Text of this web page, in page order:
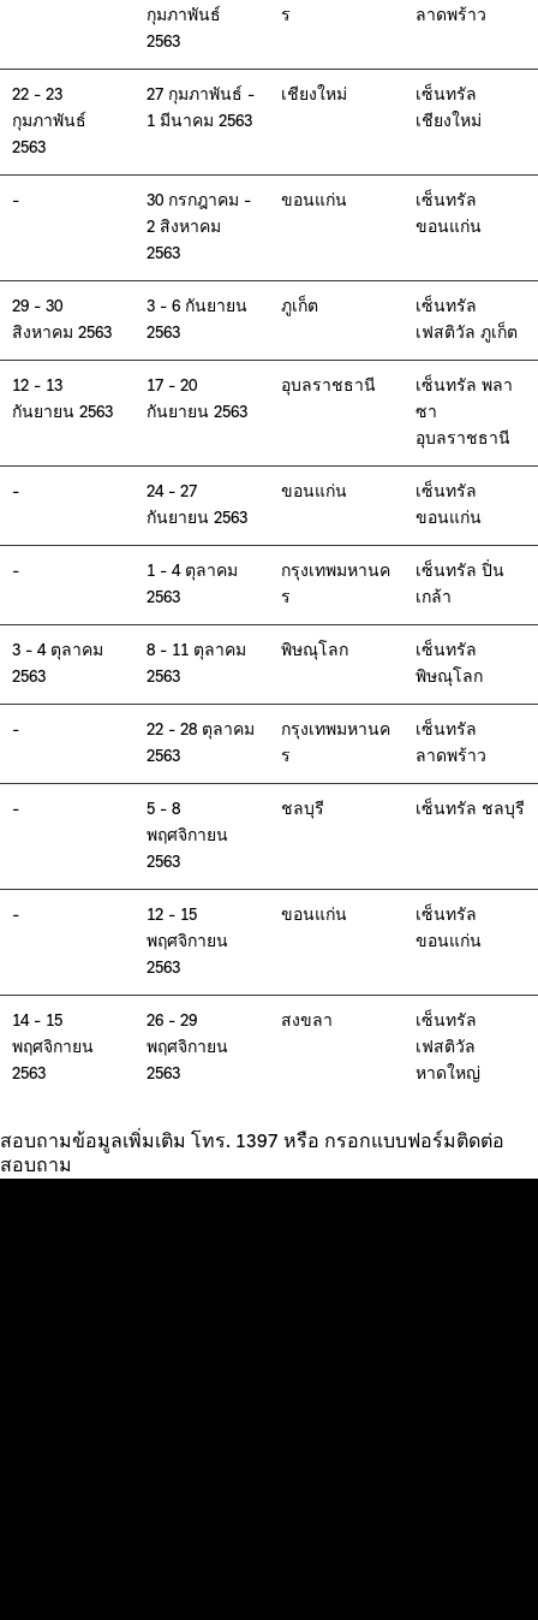
กุมภาพันธ์
2563
ร
ลาดพร้าว
22 - 23
กุมภาพันธ์
2563
27 กุมภาพันธ์ -
1 มีนาคม 2563
เชียงใหม่
เซ็นทรัล
เชียงใหม่
-
30 กรกฎาคม -
2 สิงหาคม
2563
ขอนแก่น
เซ็นทรัล
ขอนแก่น
29 - 30
สิงหาคม 2563
3 - 6 กันยายน
2563
ภูเก็ต
เซ็นทรัล
เฟสติวัล ภูเก็ต
12 - 13
กันยายน 2563
17 - 20
กันยายน 2563
อุบลราชธานี
เซ็นทรัล พลา
ซา
อุบลราชธานี
-
24 - 27
กันยายน 2563
ขอนแก่น
เซ็นทรัล
ขอนแก่น
-
1 - 4 ตุลาคม
2563
กรุงเทพมหานค
ร
เซ็นทรัล ปิ่น
เกล้า
3 - 4 ตุลาคม
2563
8 - 11 ตุลาคม
2563
พิษณุโลก
เซ็นทรัล
พิษณุโลก
-
22 - 28 ตุลาคม
2563
กรุงเทพมหานค
ร
เซ็นทรัล
ลาดพร้าว
-
5 - 8
พฤศจิกายน
2563
ชลบุรี เซ็นทรัล ชลบุรี
-
12 - 15
พฤศจิกายน
2563
ขอนแก่น
เซ็นทรัล
ขอนแก่น
14 - 15
พฤศจิกายน
2563
26 - 29
พฤศจิกายน
2563
สงขลา
เซ็นทรัล
เฟสติวัล
หาดใหญ่
สอบถามข้อมูลเพิ่มเติม โทร. 1397 หรือ กรอกแบบฟอร์มติดต่อ
สอบถาม